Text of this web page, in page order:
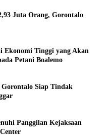
Juta Orang, Gorontalo
Ekonomi Tinggi yang Akan
Petani Boalemo
Gorontalo Siap Tindak
Panggilan Kejaksaan